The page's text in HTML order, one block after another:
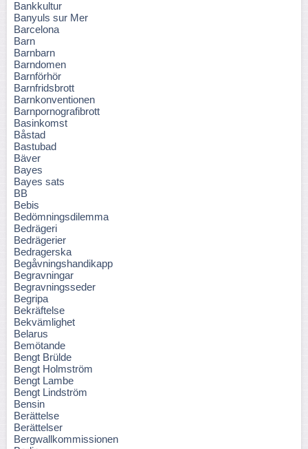
Bankkultur
Banyuls sur Mer
Barcelona
Barn
Barnbarn
Barndomen
Barnförhör
Barnfridsbrott
Barnkonventionen
Barnpornografibrott
Basinkomst
Båstad
Bastubad
Bäver
Bayes
Bayes sats
BB
Bebis
Bedömningsdilemma
Bedrägeri
Bedrägerier
Bedragerska
Begåvningshandikapp
Begravningar
Begravningsseder
Begripa
Bekräftelse
Bekvämlighet
Belarus
Bemötande
Bengt Brülde
Bengt Holmström
Bengt Lambe
Bengt Lindström
Bensin
Berättelse
Berättelser
Bergwallkommissionen